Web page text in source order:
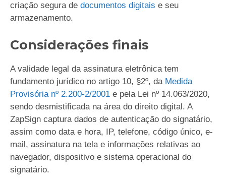
criação segura de documentos digitais e seu
armazenamento.
Considerações finais
A validade legal da assinatura eletrônica tem
fundamento jurídico no artigo 10, §2º, da Medida
Provisória nº 2.200-2/2001 e pela Lei nº 14.063/2020,
sendo desmistificada na área do direito digital. A
ZapSign captura dados de autenticação do signatário,
assim como data e hora, IP, telefone, código único, e-
mail, assinatura na tela e informações relativas ao
navegador, dispositivo e sistema operacional do
signatário.